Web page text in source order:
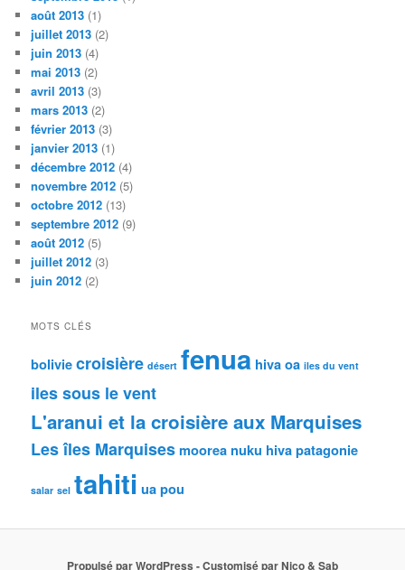
août 2013 (1)
juillet 2013 (2)
juin 2013 (4)
mai 2013 (2)
avril 2013 (3)
mars 2013 (2)
février 2013 (3)
janvier 2013 (1)
décembre 2012 (4)
novembre 2012 (5)
octobre 2012 (13)
septembre 2012 (9)
août 2012 (5)
juillet 2012 (3)
juin 2012 (2)
MOTS CLÉS
boliviecroisière désert fenua hiva oa iles du vent
iles sous le vent
L'aranui et la croisière aux Marquises
Les îles Marquisesmoorea nuku hivapatagonie
salar sel tahiti ua pou
Propulsé par WordPress - Customisé par Nico & Sab